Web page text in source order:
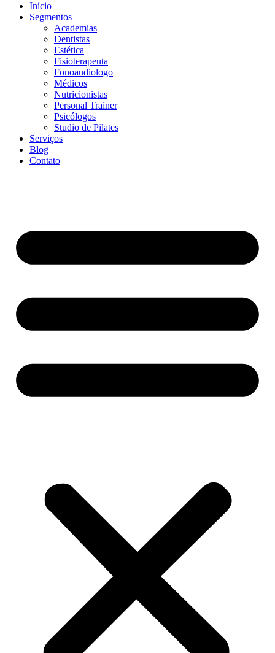
Início
Segmentos
Academias
Dentistas
Estética
Fisioterapeuta
Fonoaudiologo
Médicos
Nutricionistas
Personal Trainer
Psicólogos
Studio de Pilates
Serviços
Blog
Contato